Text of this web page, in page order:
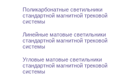
Поликарбонатные светильники
стандартной магнитной трековой
системы
Линейные матовые светильники
стандартной магнитной трековой
системы
Угловые матовые светильники
стандартной магнитной трековой
системы